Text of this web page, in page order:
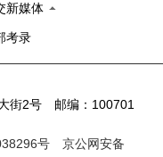
新媒体
考录
街2号 邮编：100701
号
京公网安备